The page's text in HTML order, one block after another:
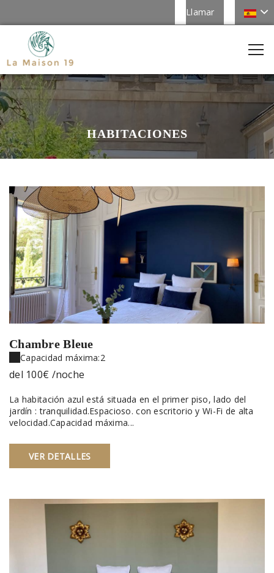
Llamar
HABITACIONES
Chambre Bleue
Capacidad máxima:2
del 100€ /noche
La habitación azul está situada en el primer piso, lado del
jardín : tranquilidad.Espacioso. con escritorio y Wi-Fi de alta
velocidad.Capacidad máxima...
VER DETALLES